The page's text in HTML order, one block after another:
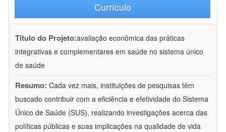
Currículo
Título do Projeto:avaliação econômica das práticas
integrativas e complementares em saúde no sistema único
de saúde
Resumo: Cada vez mais, instituições de pesquisas têm
buscado contribuir com a eficiência e efetividade do Sistema
Único de Saúde (SUS), realizando investigações acerca das
políticas públicas e suas implicações na qualidade de vida